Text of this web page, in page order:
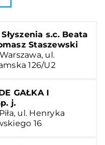
s.c. Beata
Staszewski
ul.
126/U2
GAŁKA I
j.
ul. Henryka
16